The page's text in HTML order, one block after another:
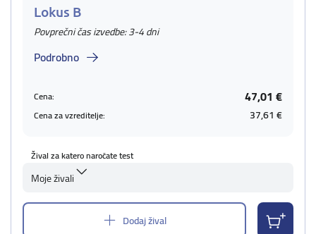
Lokus B
Povprečni čas izvedbe: 3-4 dni
Podrobno
Cena: 47,01 €
Cena za vzreditelje: 37,61 €
Žival za katero naročate test
Moje živali
Dodaj žival